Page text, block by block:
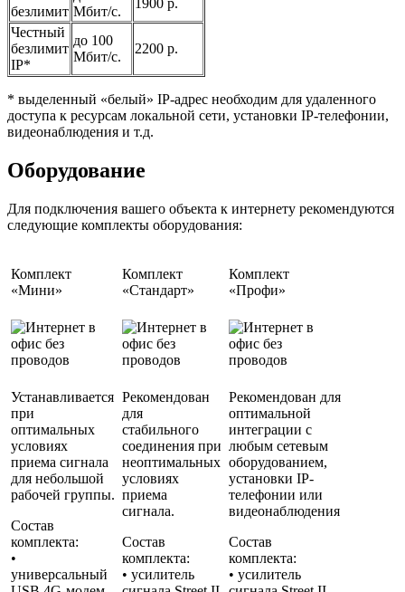
безлимит Мбит/с.
1900 р.
Честный
безлимит
IP*
до 100
Мбит/с.
2200 р.
* выделенный «белый» IP-адрес необходим для удаленного
доступа к ресурсам локальной сети, установки IP-телефонии,
видеонаблюдения и т.д.
Оборудование
Для подключения вашего объекта к интернету рекомендуются
следующие комплекты оборудования:
Комплект
«Мини»
Комплект
«Стандарт»
Комплект
«Профи»
Устанавливается
при
оптимальных
условиях
приема сигнала
для небольшой
рабочей группы.
Состав
комплекта:
•
универсальный
Рекомендован
для
стабильного
соединения при
неоптимальных
условиях
приема
сигнала.
Состав
комплекта:
• усилитель
Рекомендован для
оптимальной
интеграции с
любым сетевым
оборудованием,
установки IP-
телефонии или
видеонаблюдения
Состав
комплекта:
• усилитель